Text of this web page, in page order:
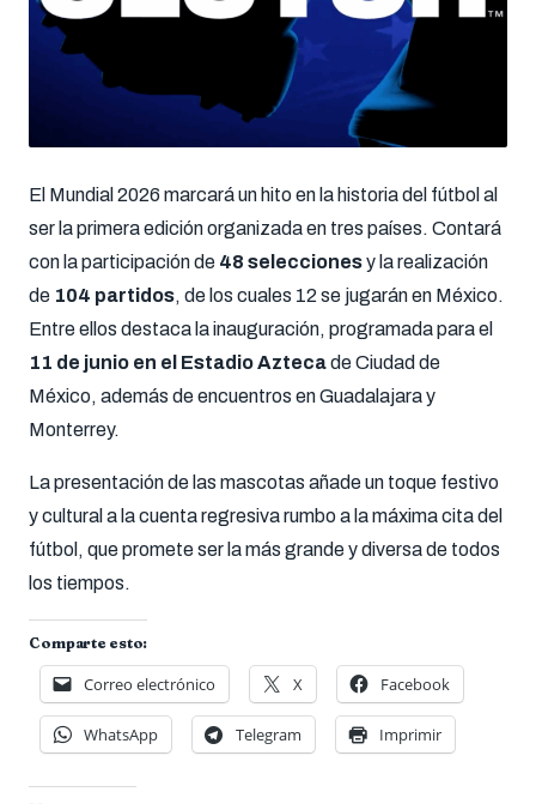
El Mundial 2026 marcará un hito en la historia del fútbol al
ser la primera edición organizada en tres países. Contará
con la participación de 48 seleccionesy la realización
de 104 partidos, de los cuales 12 se jugarán en México.
Entre ellos destaca la inauguración, programada para el
11 de junio en el Estadio Aztecade Ciudad de
México, además de encuentros en Guadalajara y
Monterrey.
La presentación de las mascotas añade un toque festivo
y cultural a la cuenta regresiva rumbo a la máxima cita del
fútbol, que promete ser la más grande y diversa de todos
los tiempos.
Comparte esto:
Correo electrónico X Facebook
WhatsApp Telegram Imprimir